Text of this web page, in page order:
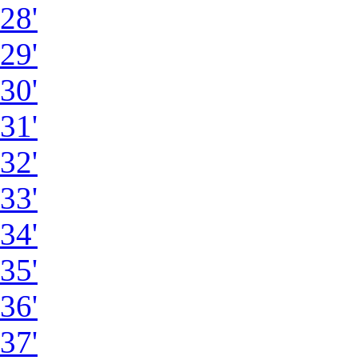
28'
29'
30'
31'
32'
33'
34'
35'
36'
37'